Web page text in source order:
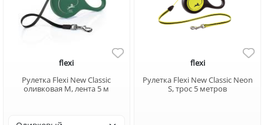
flexi
Рулетка Flexi New Classic
оливковая M, лента 5 м
flexi
Рулетка Flexi New Classic Neon
S, трос 5 метров